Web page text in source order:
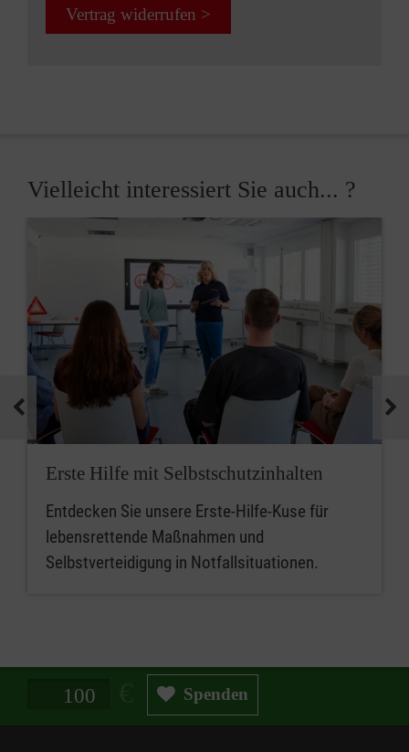
Vertrag widerrufen >
Vielleicht interessiert Sie auch... ?
Erste Hilfe mit Selbstschutzinhalten
Entdecken Sie unsere Erste-Hilfe-Kuse für
lebensrettende Maßnahmen und
Selbstverteidigung in Notfallsituationen.
Spendenbetrag in Euro Spenden